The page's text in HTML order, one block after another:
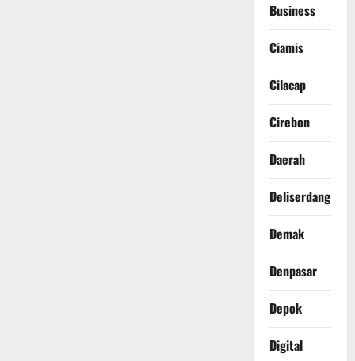
Business
Ciamis
Cilacap
Cirebon
Daerah
Deliserdang
Demak
Denpasar
Depok
Digital